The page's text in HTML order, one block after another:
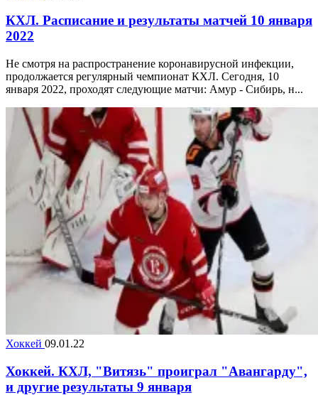
КХЛ. Расписание и результаты матчей 10 января
2022
Не смотря на распространение коронавирусной инфекции,
продолжается регулярный чемпионат КХЛ. Сегодня, 10
января 2022, проходят следующие матчи: Амур - Сибирь, н...
Хоккей 09.01.22
Хоккей. КХЛ, "Витязь" проиграл "Авангарду",
и другие результаты 9 января